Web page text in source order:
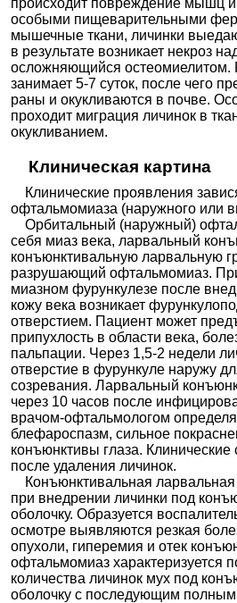
особыми пищеварительными
мышечные ткани, личинки
в результате возникает некроз
осложняющийся остеомиелитом.
занимает 5-7 суток, после чего
раны и окукливаются в почве.
проходит миграция личинок в
окукливанием.
Клиническая картина
Клинические проявления
офтальмомиаза (наружного или
Орбитальный (наружный)
себя миаз века, ларвальный
конъюнктивальную ларвальную
разрушающий офтальмомиаз.
миазном фурункулезе после
кожу века возникает
отверстием. Пациент может
припухлость в области века,
пальпации. Через 1,5-2 недели
отверстие в фурункуле наружу
созревания. Ларвальный
через 10 часов после
врачом-офтальмологом
блефароспазм, сильное
конъюнктивы глаза.
после удаления личинок.
Конъюнктивальная ларвальная
при внедрении личинки под
оболочку. Образуется
осмотре выявляются резкая
опухоли, гиперемия и отек
офтальмомиаз характеризуется
количества личинок мух под
оболочку с последующим